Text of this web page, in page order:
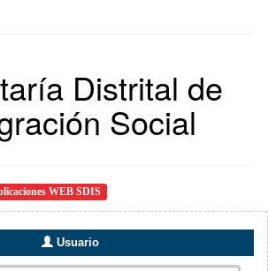
Distrital de
Social
WEB SDIS
Usuario